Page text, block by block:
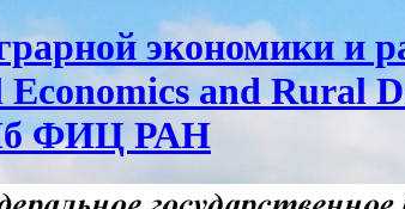
экономики и
and Rural
ФИЦ РАН